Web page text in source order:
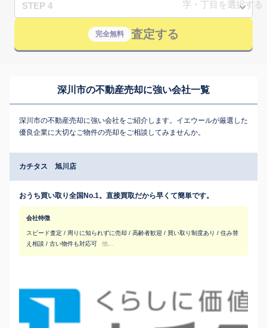
STEP 4
完全無料 査定する
深川市の不動産売却に強い会社一覧
深川市の不動産売却に強い会社をご紹介します。イエウールが厳選した
優良企業に大切なご物件の売却をご相談してみませんか。
カチタス 旭川店
おうち買い取り全国No.1。直接買取だから早くて簡単です。
会社特徴
スピード査定 / 周りに知られずに売却 / 高齢者歓迎 / 買い取り制度あり / 住み替
え相談 / 古い物件も対応可
他...